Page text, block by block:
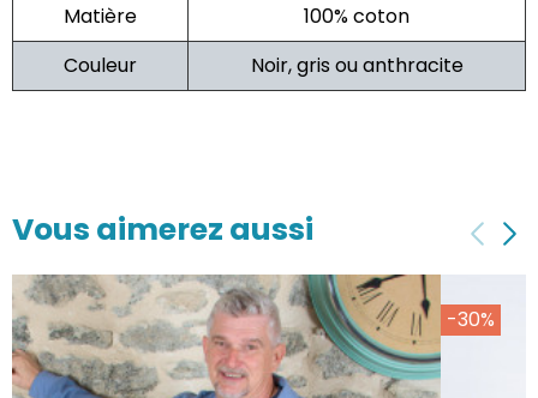
Matière
100% coton
Couleur
Noir, gris ou anthracite
Vous aimerez aussi
-30%